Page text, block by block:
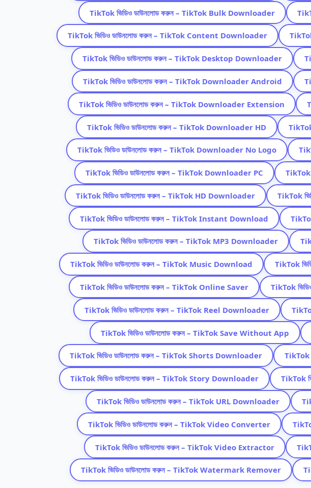
TikTok ভিডিও ডাউনলোড করুন – TikTok Bulk Downloader
TikTok ভিডিও ডাউনলোড করুন – TikTok Content Downloader
TikTok ভিডিও ডাউনলোড করুন – TikTok Desktop Downloader
TikTok ভিডিও ডাউনলোড করুন – TikTok Downloader Android
TikTok ভিডিও ডাউনলোড করুন – TikTok Downloader Extension
TikTok ভিডিও ডাউনলোড করুন – TikTok Downloader HD
TikTok ভিডিও ডাউনলোড করুন – TikTok Downloader No Logo
TikTok ভিডিও ডাউনলোড করুন – TikTok Downloader PC TikTok
TikTok ভিডিও ডাউনলোড করুন – TikTok HD Downloader TikTok
TikTok ভিডিও ডাউনলোড করুন – TikTok Instant Download
TikTok ভিডিও ডাউনলোড করুন – TikTok MP3 Downloader
TikTok ভিডিও ডাউনলোড করুন – TikTok Music Download TikTok
TikTok ভিডিও ডাউনলোড করুন – TikTok Online Saver TikTok
TikTok ভিডিও ডাউনলোড করুন – TikTok Reel Downloader
TikTok ভিডিও ডাউনলোড করুন – TikTok Save Without App
TikTok ভিডিও ডাউনলোড করুন – TikTok Shorts Downloader TikTok
TikTok ভিডিও ডাউনলোড করুন – TikTok Story Downloader TikTok
TikTok ভিডিও ডাউনলোড করুন – TikTok URL Downloader
TikTok ভিডিও ডাউনলোড করুন – TikTok Video Converter
TikTok ভিডিও ডাউনলোড করুন – TikTok Video Extractor
TikTok ভিডিও ডাউনলোড করুন – TikTok Watermark Remover